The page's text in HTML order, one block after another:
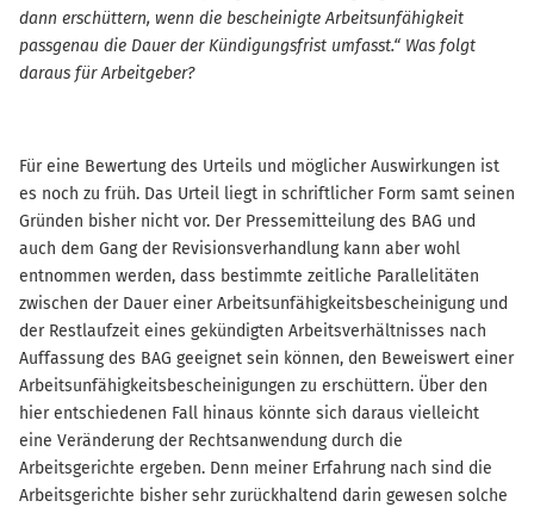
dann erschüttern, wenn die bescheinigte Arbeitsunfähigkeit
passgenau die Dauer der Kündigungsfrist umfasst.“ Was folgt
daraus für Arbeitgeber?
Für eine Bewertung des Urteils und möglicher Auswirkungen ist
es noch zu früh. Das Urteil liegt in schriftlicher Form samt seinen
Gründen bisher nicht vor. Der Pressemitteilung des BAG und
auch dem Gang der Revisionsverhandlung kann aber wohl
entnommen werden, dass bestimmte zeitliche Parallelitäten
zwischen der Dauer einer Arbeitsunfähigkeitsbescheinigung und
der Restlaufzeit eines gekündigten Arbeitsverhältnisses nach
Auffassung des BAG geeignet sein können, den Beweiswert einer
Arbeitsunfähigkeitsbescheinigungen zu erschüttern. Über den
hier entschiedenen Fall hinaus könnte sich daraus vielleicht
eine Veränderung der Rechtsanwendung durch die
Arbeitsgerichte ergeben. Denn meiner Erfahrung nach sind die
Arbeitsgerichte bisher sehr zurückhaltend darin gewesen solche